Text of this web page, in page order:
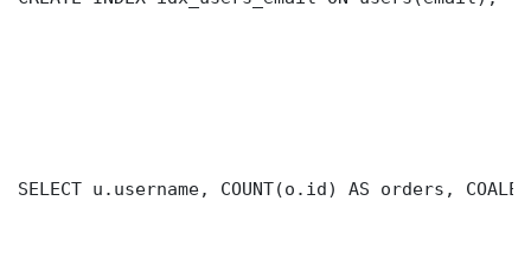
SELECT u.username, COUNT(o.id) AS orders,